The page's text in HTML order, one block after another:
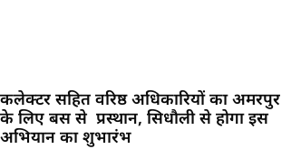
कलेक्टर सहित वरिष्ठ अधिकारियों का अमरपुर
के लिए बस से प्रस्थान, सिधौली से होगा इस
अभियान का शुभारंभ